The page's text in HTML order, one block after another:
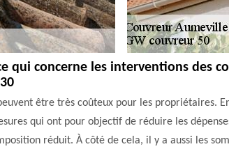
qui concerne les interventions des
être très coûteux pour les propriétaires.
qui ont pour objectif de réduire les
réduit. À côté de cela, il y a aussi les